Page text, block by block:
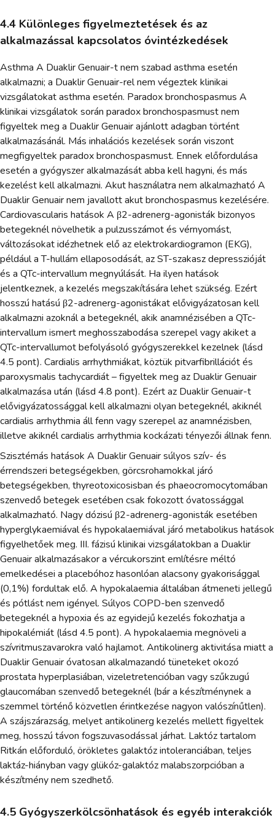
4.4 Különleges figyelmeztetések és az
alkalmazással kapcsolatos óvintézkedések
Asthma A Duaklir Genuair-t nem szabad asthma esetén
alkalmazni; a Duaklir Genuair-rel nem végeztek klinikai
vizsgálatokat asthma esetén. Paradox bronchospasmus A
klinikai vizsgálatok során paradox bronchospasmust nem
figyeltek meg a Duaklir Genuair ajánlott adagban történt
alkalmazásánál. Más inhalációs kezelések során viszont
megfigyeltek paradox bronchospasmust. Ennek előfordulása
esetén a gyógyszer alkalmazását abba kell hagyni, és más
kezelést kell alkalmazni. Akut használatra nem alkalmazható A
Duaklir Genuair nem javallott akut bronchospasmus kezelésére.
Cardiovascularis hatások A β2-adrenerg-agonisták bizonyos
betegeknél növelhetik a pulzusszámot és vérnyomást,
változásokat idézhetnek elő az elektrokardiogramon (EKG),
például a T-hullám ellaposodását, az ST-szakasz depresszióját
és a QTc-intervallum megnyúlását. Ha ilyen hatások
jelentkeznek, a kezelés megszakítására lehet szükség. Ezért
hosszú hatású β2-adrenerg-agonistákat elővigyázatosan kell
alkalmazni azoknál a betegeknél, akik anamnézisében a QTc-
intervallum ismert meghosszabodása szerepel vagy akiket a
QTc-intervallumot befolyásoló gyógyszerekkel kezelnek (lásd
4.5 pont). Cardialis arrhythmiákat, köztük pitvarfibrillációt és
paroxysmalis tachycardiát – figyeltek meg az Duaklir Genuair
alkalmazása után (lásd 4.8 pont). Ezért az Duaklir Genuair-t
elővigyázatossággal kell alkalmazni olyan betegeknél, akiknél
cardialis arrhythmia áll fenn vagy szerepel az anamnézisben,
illetve akiknél cardialis arrhythmia kockázati tényezői állnak fenn.
Szisztémás hatások A Duaklir Genuair súlyos szív- és
érrendszeri betegségekben, görcsrohamokkal járó
betegségekben, thyreotoxicosisban és phaeocromocytomában
szenvedő betegek esetében csak fokozott óvatossággal
alkalmazható. Nagy dózisú β2-adrenerg-agonisták esetében
hyperglykaemiával és hypokalaemiával járó metabolikus hatások
figyelhetőek meg. III. fázisú klinikai vizsgálatokban a Duaklir
Genuair alkalmazásakor a vércukorszint említésre méltó
emelkedései a placebóhoz hasonlóan alacsony gyakorisággal
(0,1%) fordultak elő. A hypokalaemia általában átmeneti jellegű
és pótlást nem igényel. Súlyos COPD-ben szenvedő
betegeknél a hypoxia és az egyidejű kezelés fokozhatja a
hipokalémiát (lásd 4.5 pont). A hypokalaemia megnöveli a
szívritmuszavarokra való hajlamot. Antikolinerg aktivitása miatt a
Duaklir Genuair óvatosan alkalmazandó tüneteket okozó
prostata hyperplasiában, vizeletretencióban vagy szűkzugú
glaucomában szenvedő betegeknél (bár a készítménynek a
szemmel történő közvetlen érintkezése nagyon valószínűtlen).
A szájszárazság, melyet antikolinerg kezelés mellett figyeltek
meg, hosszú távon fogszuvasodással járhat. Laktóz tartalom
Ritkán előforduló, örökletes galaktóz intoleranciában, teljes
laktáz-hiányban vagy glükóz-galaktóz malabszorpcióban a
készítmény nem szedhető.
4.5 Gyógyszerkölcsönhatások és egyéb interakciók